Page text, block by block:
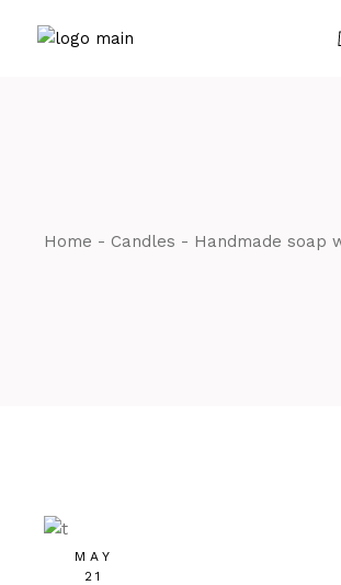
Home Candles Handmade soap
MAY
21